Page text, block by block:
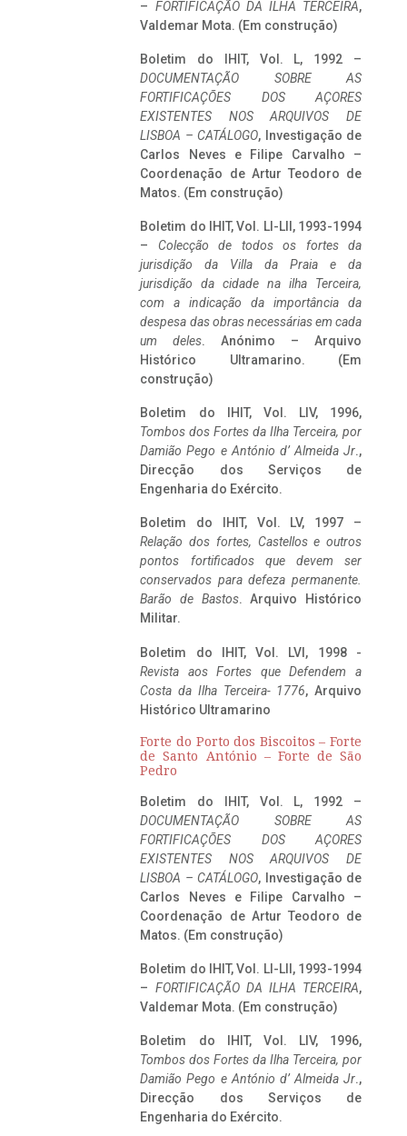
– FORTIFICAÇÃO DA ILHA TERCEIRA,
Valdemar Mota. (Em construção)
Boletim do IHIT, Vol. L, 1992 –
DOCUMENTAÇÃO SOBRE AS
FORTIFICAÇÕES DOS AÇORES
EXISTENTES NOS ARQUIVOS DE
LISBOA – CATÁLOGO, Investigação de
Carlos Neves e Filipe Carvalho –
Coordenação de Artur Teodoro de
Matos. (Em construção)
Boletim do IHIT, Vol. LI-LII, 1993-1994
– Colecção de todos os fortes da
jurisdição da Villa da Praia e da
jurisdição da cidade na ilha Terceira,
com a indicação da importância da
despesa das obras necessárias em cada
um deles. Anónimo – Arquivo
Histórico Ultramarino. (Em
construção)
Boletim do IHIT, Vol. LIV, 1996,
Tombos dos Fortes da Ilha Terceira, por
Damião Pego e António d’ Almeida Jr.,
Direcção dos Serviços de
Engenharia do Exército.
Boletim do IHIT, Vol. LV, 1997 –
Relação dos fortes, Castellos e outros
pontos fortificados que devem ser
conservados para defeza permanente.
Barão de Bastos. Arquivo Histórico
Militar.
Boletim do IHIT, Vol. LVI, 1998 -
Revista aos Fortes que Defendem a
Costa da Ilha Terceira- 1776, Arquivo
Histórico Ultramarino
Forte do Porto dos Biscoitos – Forte
de Santo António – Forte de São
Pedro
Boletim do IHIT, Vol. L, 1992 –
DOCUMENTAÇÃO SOBRE AS
FORTIFICAÇÕES DOS AÇORES
EXISTENTES NOS ARQUIVOS DE
LISBOA – CATÁLOGO, Investigação de
Carlos Neves e Filipe Carvalho –
Coordenação de Artur Teodoro de
Matos. (Em construção)
Boletim do IHIT, Vol. LI-LII, 1993-1994
– FORTIFICAÇÃO DA ILHA TERCEIRA,
Valdemar Mota. (Em construção)
Boletim do IHIT, Vol. LIV, 1996,
Tombos dos Fortes da Ilha Terceira, por
Damião Pego e António d’ Almeida Jr.,
Direcção dos Serviços de
Engenharia do Exército.